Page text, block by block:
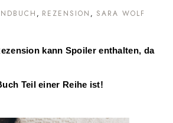
REZENSION SARA WOLF
kann Spoiler enthalten, da
Teil einer Reihe ist!